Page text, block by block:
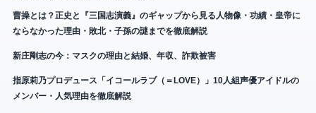
曹操とは？正史と『三国志演義』のギャップから見る人物像・功績・皇帝に
ならなかった理由・敗北・子孫の謎までを徹底解説
新庄剛志の今：マスクの理由と結婚、年収、詐欺被害
指原莉乃プロデュース「イコールラブ（＝LOVE）」10人組声優アイドルの
メンバー・人気理由を徹底解説